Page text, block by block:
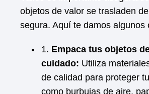
objetos de valor se trasladen
segura. Aquí te damos algunos
1. Empaca tus objetos
cuidado: Utiliza
de calidad para proteger
como burbujas de aire,